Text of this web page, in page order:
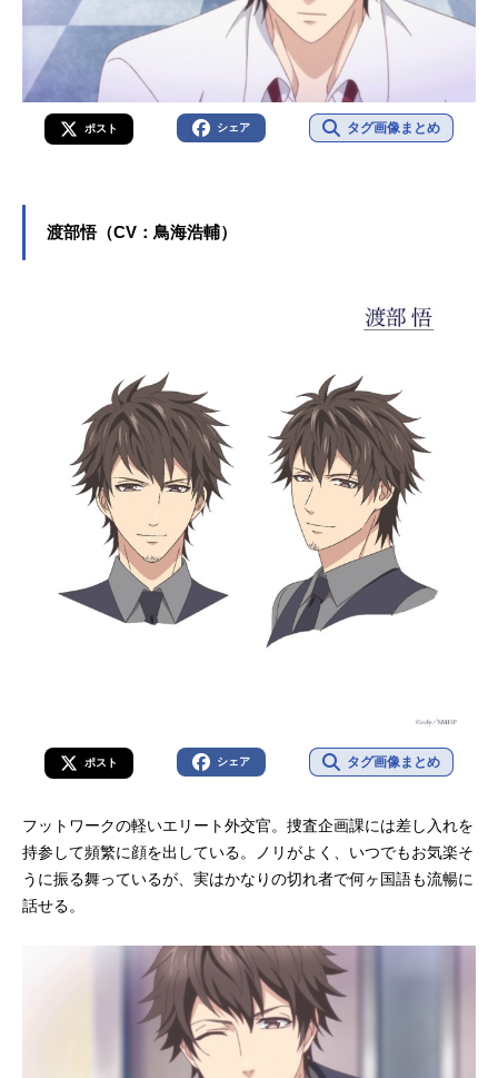
ポスト シェア タグ画像まとめ
渡部悟（CV：鳥海浩輔）
ポスト シェア タグ画像まとめ
フットワークの軽いエリート外交官。捜査企画課には差し入れを
持参して頻繁に顔を出している。ノリがよく、いつでもお気楽そ
うに振る舞っているが、実はかなりの切れ者で何ヶ国語も流暢に
話せる。